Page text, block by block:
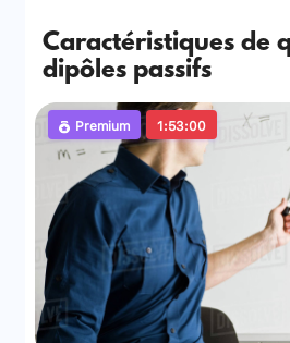
Caractéristiques de
dipôles passifs
Premium 1:53:00